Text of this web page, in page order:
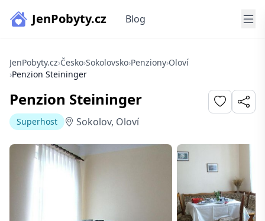
JenPobyty.cz Blog
JenPobyty.cz›Česko›Sokolovsko›Penziony›Oloví
›Penzion Steininger
Penzion Steininger
Superhost Sokolov, Oloví